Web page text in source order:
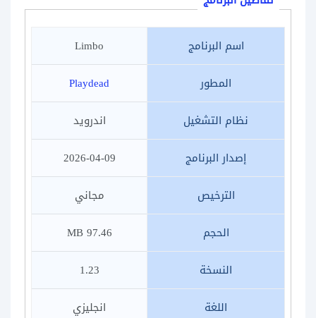
اسم البرنامج
Limbo
المطور
Playdead
نظام التشغيل
اندرويد
إصدار البرنامج
2026-04-09
الترخيص
مجاني
الحجم
97.46 MB
النسخة
1.23
اللغة
انجليزي